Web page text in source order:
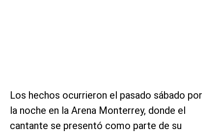
Los hechos ocurrieron el pasado sábado por
la noche en la Arena Monterrey, donde el
cantante se presentó como parte de su